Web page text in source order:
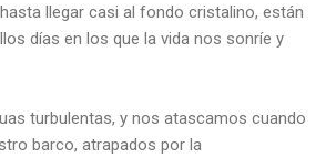
llegar casi al fondo cristalino, están
días en los que la vida nos sonríe y
turbulentas, y nos atascamos cuando
barco, atrapados por la